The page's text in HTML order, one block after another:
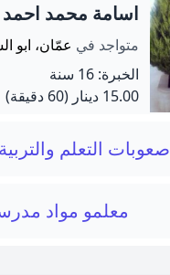
اسامة محمد احمد
متواجد في عمّان، ابو
الخبرة: 16 سنة
15.00 دينار
(60 دقيقة)
صعوبات التعلم
معلمو مواد